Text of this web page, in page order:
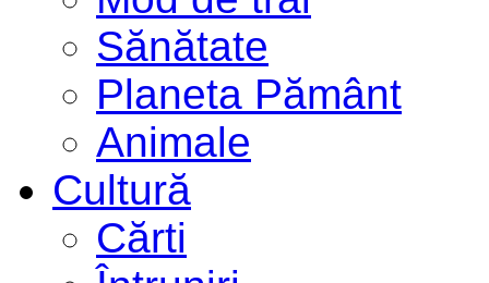
Sănătate
Planeta Pământ
Animale
Cultură
Cărti